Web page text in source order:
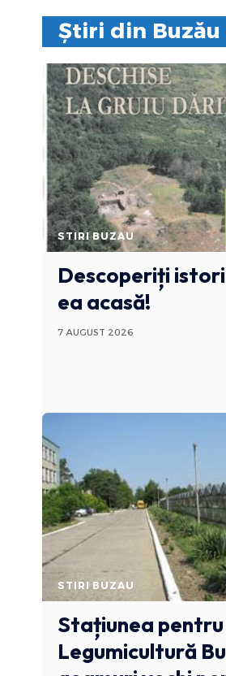
Știri din
STIRI BUZAU
Descoperiți
ea acasă!
7 AUGUST 2026
STIRI BUZAU
Stațiunea pentru
Legumicultură